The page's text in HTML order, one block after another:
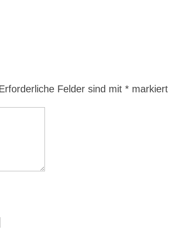
Felder sind mit* markiert